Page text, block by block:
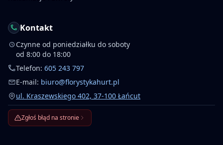
Kontakt
Czynne od poniedziałku do soboty
od 8:00 do 18:00
Telefon: 605 243 797
E-mail: biuro@florystykahurt.pl
ul. Kraszewskiego 402, 37-100 Łańcut
Zgłoś błąd na stronie